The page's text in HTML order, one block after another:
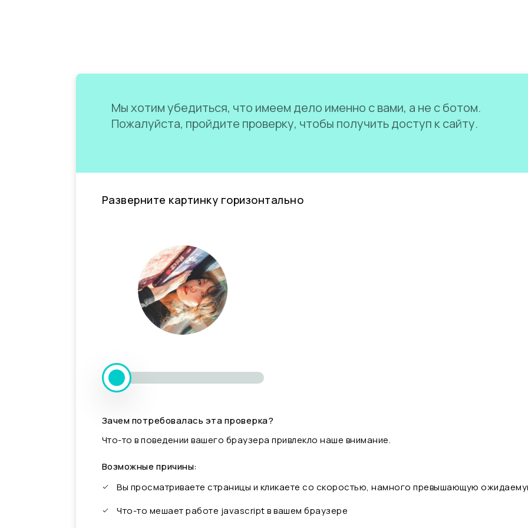
Мы хотим убедиться, что имеем дело именно с вами, а не с ботом.
Пожалуйста, пройдите проверку, чтобы получить доступ к сайту.
Разверните картинку горизонтально
Зачем потребовалась эта проверка?
Что-то в поведении вашего браузера привлекло наше внимание.
Возможные причины:
Вы просматриваете страницы и кликаете со скоростью, намного превышающую
Что-то мешает работе javascript в вашем браузере